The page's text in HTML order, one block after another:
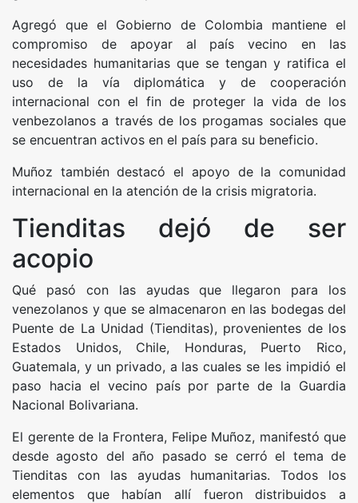
Agregó que el Gobierno de Colombia mantiene el
compromiso de apoyar al país vecino en las
necesidades humanitarias que se tengan y ratifica el
uso de la vía diplomática y de cooperación
internacional con el fin de proteger la vida de los
venbezolanos a través de los progamas sociales que
se encuentran activos en el país para su beneficio.
Muñoz también destacó el apoyo de la comunidad
internacional en la atención de la crisis migratoria.
Tienditas dejó de ser
acopio
Qué pasó con las ayudas que llegaron para los
venezolanos y que se almacenaron en las bodegas del
Puente de La Unidad (Tienditas), provenientes de los
Estados Unidos, Chile, Honduras, Puerto Rico,
Guatemala, y un privado, a las cuales se les impidió el
paso hacia el vecino país por parte de la Guardia
Nacional Bolivariana.
El gerente de la Frontera, Felipe Muñoz, manifestó que
desde agosto del año pasado se cerró el tema de
Tienditas con las ayudas humanitarias. Todos los
elementos que habían allí fueron distribuidos a